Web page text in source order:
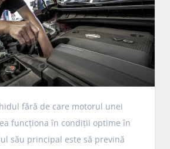
fără de care motorul unei
funcționa în condiții optime în
său principal este să prevină